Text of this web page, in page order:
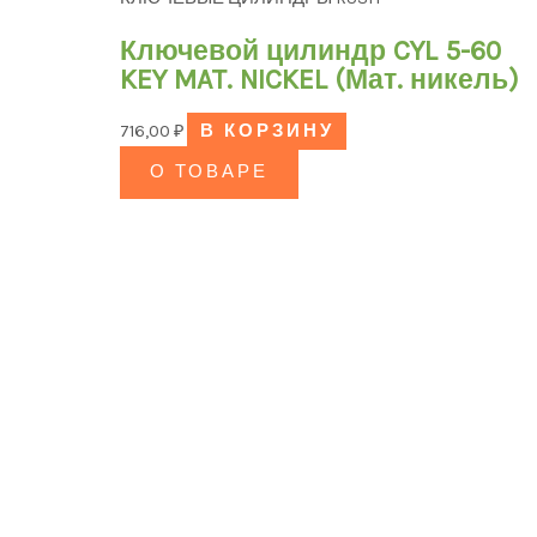
Ключевой цилиндр CYL 5-60
KEY MAT. NICKEL (Мат. никель)
716,00 ₽
В КОРЗИНУ
О ТОВАРЕ